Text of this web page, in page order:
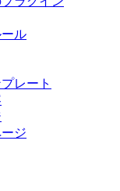
ル
レート
ジ